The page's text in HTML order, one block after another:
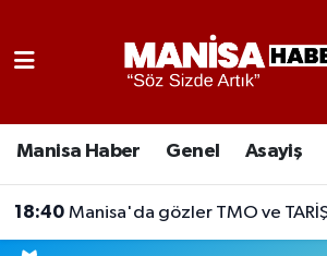
Manisa Haber Genel Asayiş
18:40 Manisa'da gözler TMO ve TARİŞ'te: Kuru üzüm
Manisa Nöbetçi Eczaneler